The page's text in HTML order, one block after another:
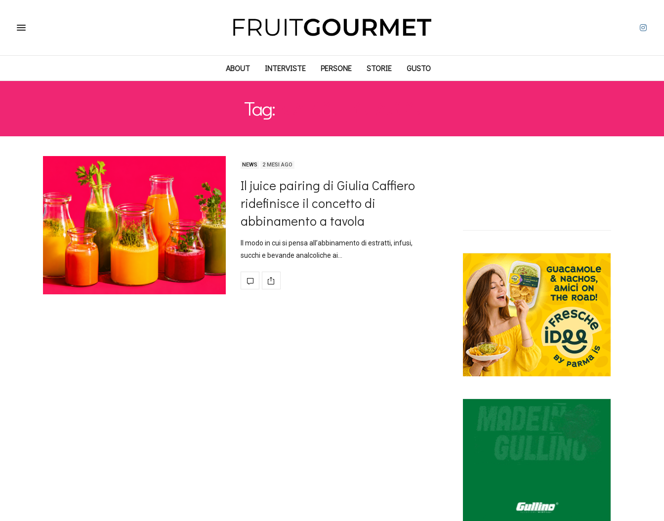
ABOUT INTERVISTE PERSONE STORIE GUSTO
Tag:
NEWS 2 MESI AGO
Il juice pairing di Giulia Caffiero
ridefinisce il concetto di
abbinamento a tavola
Il modo in cui si pensa all’abbinamento di estratti, infusi,
succhi e bevande analcoliche ai…